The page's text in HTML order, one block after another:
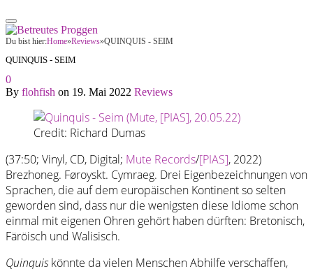
Du bist hier:Home»Reviews»QUINQUIS - SEIM
QUINQUIS - SEIM
0
By flohfish on 19. Mai 2022 Reviews
Credit: Richard Dumas
(37:50; Vinyl, CD, Digital; Mute Records/[PIAS], 2022)
Brezhoneg. Føroyskt. Cymraeg. Drei Eigenbezeichnungen von
Sprachen, die auf dem europäischen Kontinent so selten
geworden sind, dass nur die wenigsten diese Idiome schon
einmal mit eigenen Ohren gehört haben dürften: Bretonisch,
Färöisch und Walisisch.
Quinquiskönnte da vielen Menschen Abhilfe verschaffen,